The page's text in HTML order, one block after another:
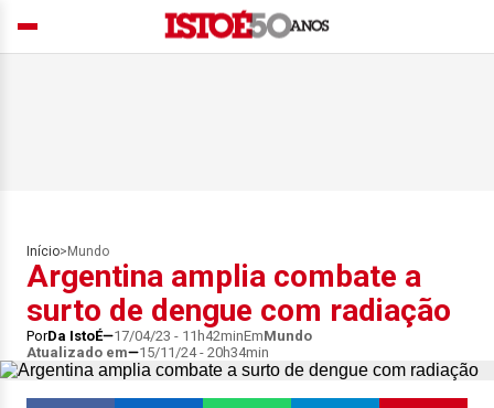
Início> Mundo
Argentina amplia combate a
surto de dengue com radiação
PorDa IstoÉ 17/04/23 - 11h42minEmMundo
Atualizado em
15/11/24 - 20h34min